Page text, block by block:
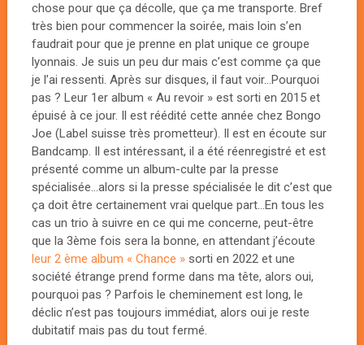
chose pour que ça décolle, que ça me transporte. Bref
très bien pour commencer la soirée, mais loin s’en
faudrait pour que je prenne en plat unique ce groupe
lyonnais. Je suis un peu dur mais c’est comme ça que
je l’ai ressenti. Après sur disques, il faut voir…Pourquoi
pas ? Leur 1er album « Au revoir » est sorti en 2015 et
épuisé à ce jour. Il est réédité cette année chez Bongo
Joe (Label suisse très prometteur). Il est en écoute sur
Bandcamp. Il est intéressant, il a été réenregistré et est
présenté comme un album-culte par la presse
spécialisée…alors si la presse spécialisée le dit c’est que
ça doit être certainement vrai quelque part…En tous les
cas un trio à suivre en ce qui me concerne, peut-être
que la 3ème fois sera la bonne, en attendant j’écoute
leur 2 ème album « Chance »sorti en 2022 et une
société étrange prend forme dans ma tête, alors oui,
pourquoi pas ? Parfois le cheminement est long, le
déclic n’est pas toujours immédiat, alors oui je reste
dubitatif mais pas du tout fermé.